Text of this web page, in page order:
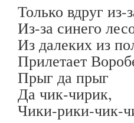
Только вдруг из-
Из-за синего
Из далеких из
Прилетает
Прыг да прыг
Да чик-чирик,
Чики-рики-чик-